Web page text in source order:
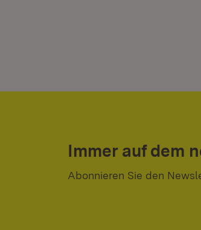
Immer auf dem
Abonnieren Sie den